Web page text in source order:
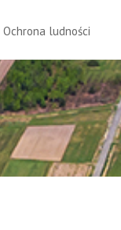
Ochrona ludności